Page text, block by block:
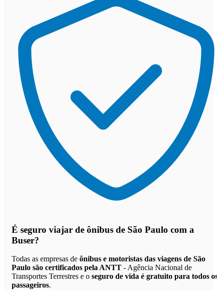
É seguro viajar de ônibus de São Paulo com a
Buser?
Todas as empresas de ônibus e motoristas das viagens de São
Paulo são certificados pela ANTT - Agência Nacional de
Transportes Terrestres e o seguro de vida é gratuito para todos
passageiros.